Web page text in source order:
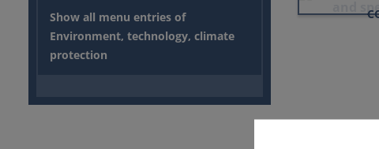
Show all menu entries of
Environment, technology, climate
protection